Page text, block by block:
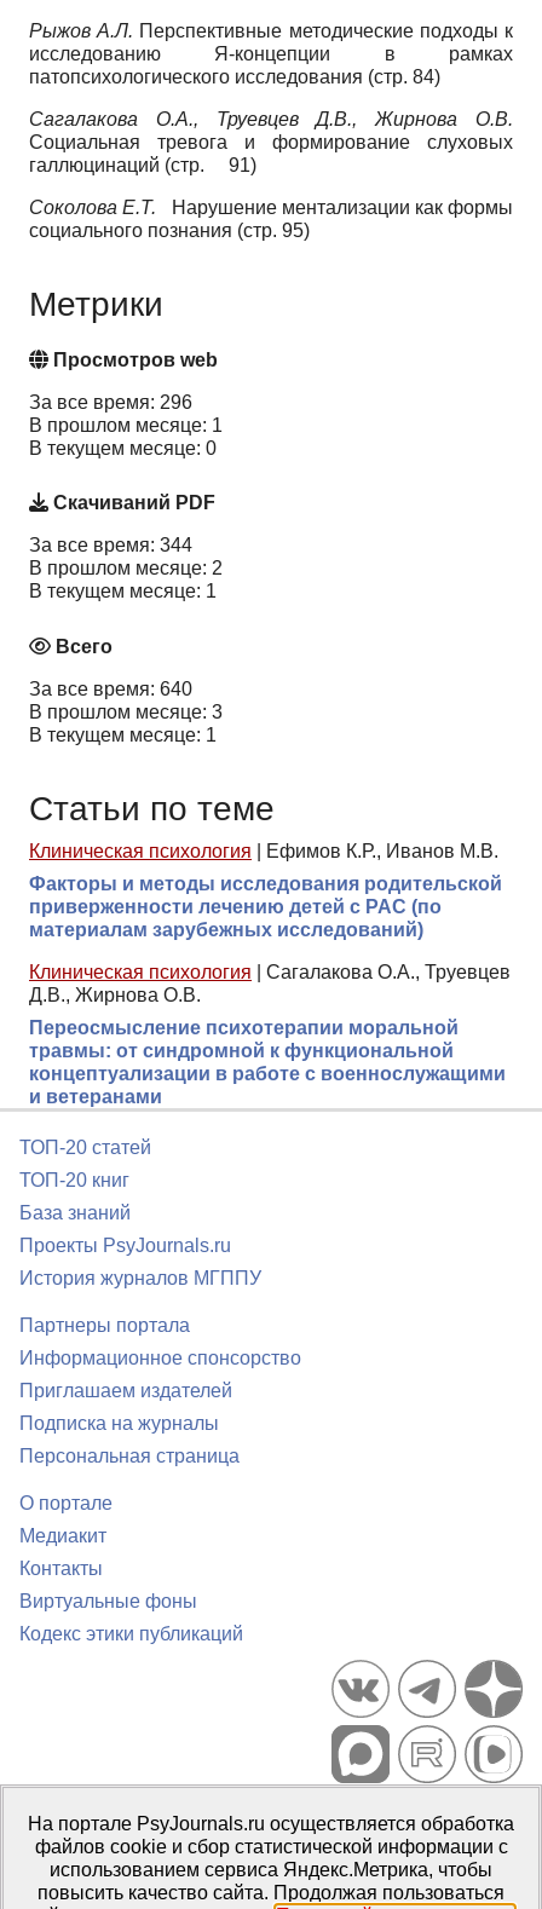
Рыжов А.Л. Перспективные методические подходы к
исследованию Я-концепции в рамках
патопсихологического исследования (стр. 84)
Сагалакова О.А., Труевцев Д.В., Жирнова О.В.
Социальная тревога и формирование слуховых
галлюцинаций (стр. 91)
Соколова Е.Т. Нарушение ментализации как формы
социального познания (стр. 95)
Метрики
Просмотров web
За все время: 296
В прошлом месяце: 1
В текущем месяце: 0
Скачиваний PDF
За все время: 344
В прошлом месяце: 2
В текущем месяце: 1
Всего
За все время: 640
В прошлом месяце: 3
В текущем месяце: 1
Статьи по теме
Клиническая психология
Ефимов К.Р., Иванов М.В.
Факторы и методы исследования родительской
приверженности лечению детей с РАС (по
материалам зарубежных исследований)
Клиническая психология
Сагалакова О.А., Труевцев
Д.В., Жирнова О.В.
Переосмысление психотерапии моральной
травмы: от синдромной к функциональной
концептуализации в работе с военнослужащими
и ветеранами
ТОП-20 статей
ТОП-20 книг
База знаний
Проекты PsyJournals.ru
История журналов МГППУ
Партнеры портала
Информационное спонсорство
Приглашаем издателей
Подписка на журналы
Персональная страница
О портале
Медиакит
Контакты
Виртуальные фоны
Кодекс этики публикаций
Портал психологических изданий PsyJournals.ru, 2007–2026
Правила использования материалов
Свидетельство регистрации СМИЭл № ФС77-66447 от 14 июля
2016 г.
На портале PsyJournals.ru осуществляется обработка
файлов cookie и сбор статистической информации с
использованием сервиса Яндекс.Метрика, чтобы
повысить качество сайта. Продолжая пользоваться